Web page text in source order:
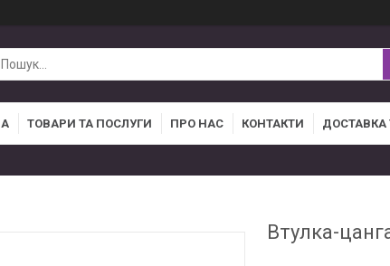
ТОВАРИ ТА ПОСЛУГИ ПРО НАС КОНТАКТИ ДОСТАВКА
Втулка-